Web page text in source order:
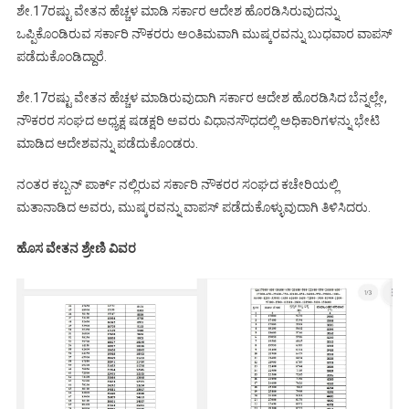
ಶೇ.17ರಷ್ಟು ವೇತನ ಹೆಚ್ಚಳ ಮಾಡಿ ಸರ್ಕಾರ ಆದೇಶ ಹೊರಡಿಸಿರುವುದನ್ನು
ಒಪ್ಪಿಕೊಂಡಿರುವ ಸರ್ಕಾರಿ ನೌಕರರು ಅಂತಿಮವಾಗಿ ಮುಷ್ಕರವನ್ನು ಬುಧವಾರ ವಾಪಸ್
ಪಡೆದುಕೊಂಡಿದ್ದಾರೆ.
ಶೇ.17ರಷ್ಟು ವೇತನ ಹೆಚ್ಚಳ ಮಾಡಿರುವುದಾಗಿ ಸರ್ಕಾರ ಆದೇಶ ಹೊರಡಿಸಿದ ಬೆನ್ನಲ್ಲೇ,
ನೌಕರರ ಸಂಘದ ಅಧ್ಯಕ್ಷ ಷಡಕ್ಷರಿ ಅವರು ವಿಧಾನಸೌಧದಲ್ಲಿ ಅಧಿಕಾರಿಗಳನ್ನು ಭೇಟಿ
ಮಾಡಿದ ಆದೇಶವನ್ನು ಪಡೆದುಕೊಂಡರು.
ನಂತರ ಕಬ್ಬನ್ ಪಾರ್ಕ್ ನಲ್ಲಿರುವ ಸರ್ಕಾರಿ ನೌಕರರ ಸಂಘದ ಕಚೇರಿಯಲ್ಲಿ
ಮತಾನಾಡಿದ ಅವರು, ಮುಷ್ಕರವನ್ನು ವಾಪಸ್ ಪಡೆದುಕೊಳ್ಳುವುದಾಗಿ ತಿಳಿಸಿದರು.
ಹೊಸ ವೇತನ ಶ್ರೇಣಿ ವಿವರ